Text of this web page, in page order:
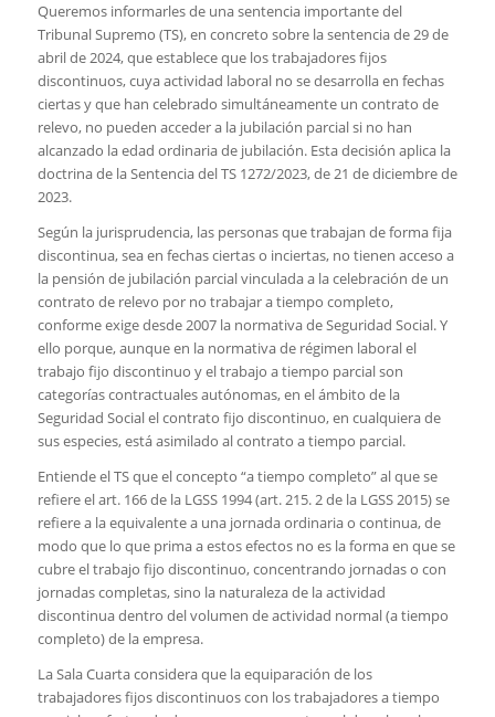
Queremos informarles de una sentencia importante del
Tribunal Supremo (TS), en concreto sobre la sentencia de 29 de
abril de 2024, que establece que los trabajadores fijos
discontinuos, cuya actividad laboral no se desarrolla en fechas
ciertas y que han celebrado simultáneamente un contrato de
relevo, no pueden acceder a la jubilación parcial si no han
alcanzado la edad ordinaria de jubilación. Esta decisión aplica la
doctrina de la Sentencia del TS 1272/2023, de 21 de diciembre de
2023.
Según la jurisprudencia, las personas que trabajan de forma fija
discontinua, sea en fechas ciertas o inciertas, no tienen acceso a
la pensión de jubilación parcial vinculada a la celebración de un
contrato de relevo por no trabajar a tiempo completo,
conforme exige desde 2007 la normativa de Seguridad Social. Y
ello porque, aunque en la normativa de régimen laboral el
trabajo fijo discontinuo y el trabajo a tiempo parcial son
categorías contractuales autónomas, en el ámbito de la
Seguridad Social el contrato fijo discontinuo, en cualquiera de
sus especies, está asimilado al contrato a tiempo parcial.
Entiende el TS que el concepto “a tiempo completo” al que se
refiere el art. 166 de la LGSS 1994 (art. 215. 2 de la LGSS 2015) se
refiere a la equivalente a una jornada ordinaria o continua, de
modo que lo que prima a estos efectos no es la forma en que se
cubre el trabajo fijo discontinuo, concentrando jornadas o con
jornadas completas, sino la naturaleza de la actividad
discontinua dentro del volumen de actividad normal (a tiempo
completo) de la empresa.
La Sala Cuarta considera que la equiparación de los
trabajadores fijos discontinuos con los trabajadores a tiempo